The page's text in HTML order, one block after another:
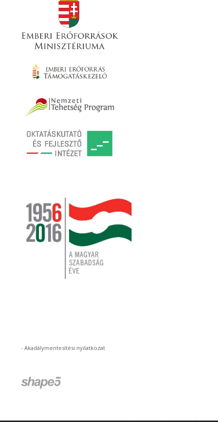
-Akadálymentesítési nyilatkozat